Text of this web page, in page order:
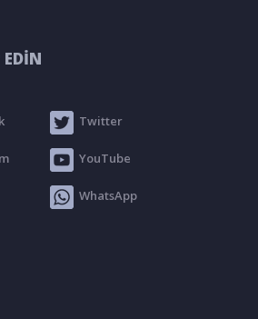
Twitter
YouTube
WhatsApp